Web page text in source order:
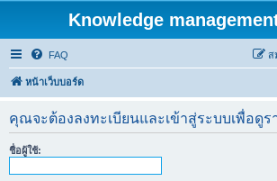
Knowledge
FAQ ส
หน้าเว็บบอร์ด
คุณจะต้องลงทะเบียนและเข้าสู่ระบบเพื่อดู
ชื่อผู้ใช้: